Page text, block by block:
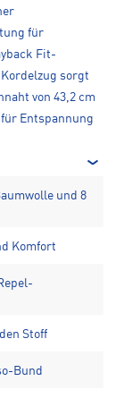
für
Fit-
sorgt
von 43,2 cm
Entspannung
und 8
Komfort
Stoff
Bund